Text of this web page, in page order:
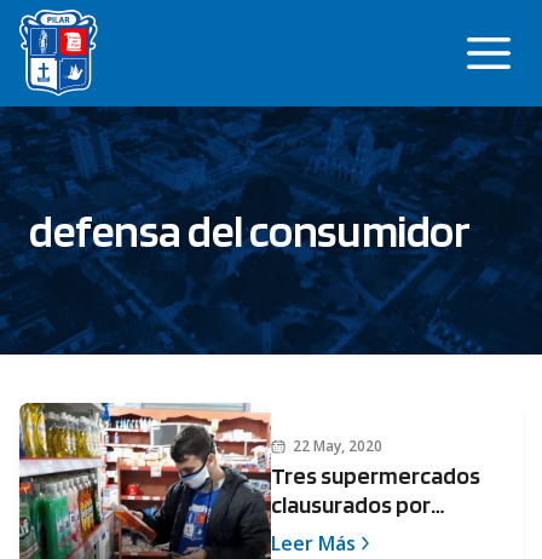
Saltar
contenido
defensa del consumidor
22 May, 2020
Tres supermercados
clausurados por
sobreprecios en
Leer Más